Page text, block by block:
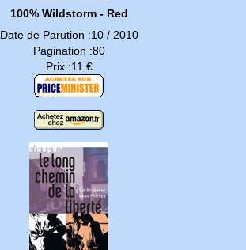
100% Wildstorm - Red
Date de Parution :10 / 2010
Pagination :80
Prix :11 €